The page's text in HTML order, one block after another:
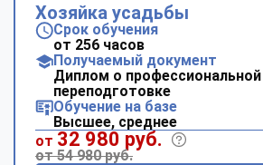
Хозяйка усадьбы
Срок обучения
от 256 часов
Получаемый документ
Диплом о профессиональной
переподготовке
Обучение на базе
Высшее, среднее
от 32 980 руб.
от 54 980 руб.